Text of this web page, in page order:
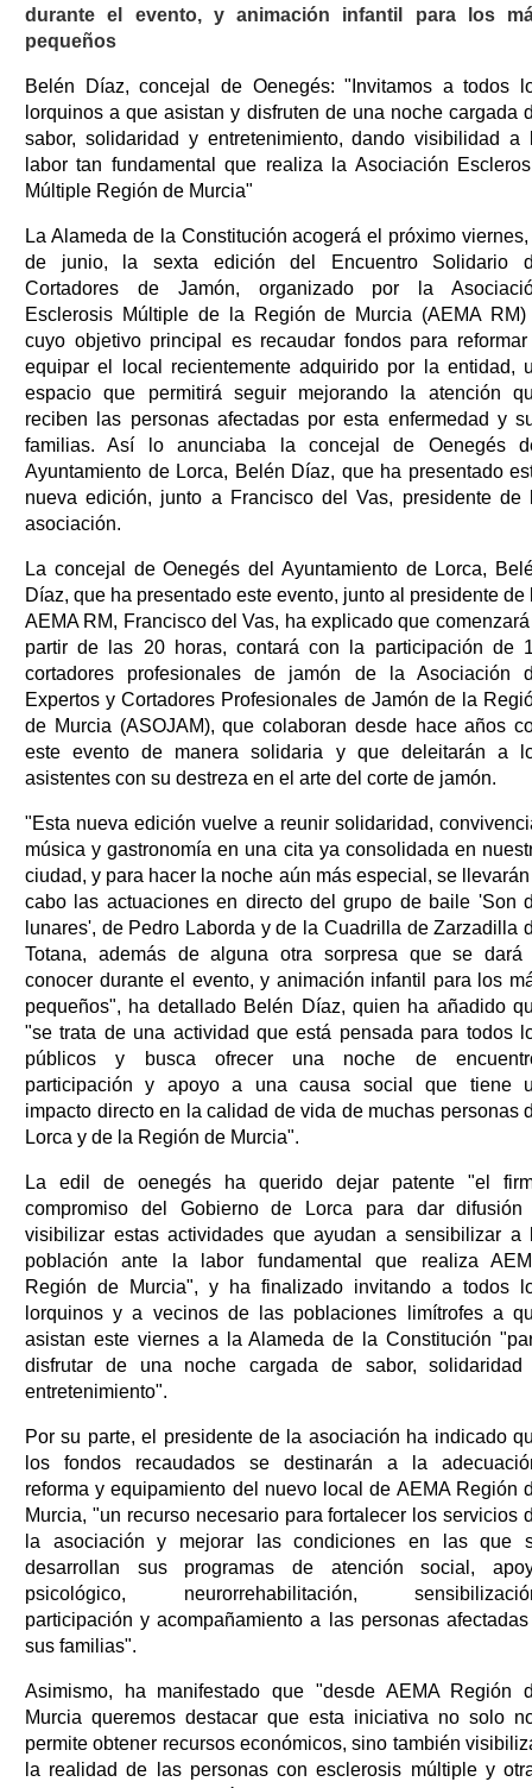
durante el evento, y animación infantil para los
pequeños
Belén Díaz, concejal de Oenegés: "Invitamos a todos
lorquinos a que asistan y disfruten de una noche cargada
sabor, solidaridad y entretenimiento, dando visibilidad a
labor tan fundamental que realiza la Asociación
Múltiple Región de Murcia"
La Alameda de la Constitución acogerá el próximo
de junio, la sexta edición del Encuentro Solidario
Cortadores de Jamón, organizado por la
Esclerosis Múltiple de la Región de Murcia (AEMA
cuyo objetivo principal es recaudar fondos para
equipar el local recientemente adquirido por la entidad,
espacio que permitirá seguir mejorando la atención
reciben las personas afectadas por esta enfermedad y
familias. Así lo anunciaba la concejal de Oenegés
Ayuntamiento de Lorca, Belén Díaz, que ha presentado
nueva edición, junto a Francisco del Vas, presidente de
asociación.
La concejal de Oenegés del Ayuntamiento de Lorca,
Díaz, que ha presentado este evento, junto al presidente de
AEMA RM, Francisco del Vas, ha explicado que
partir de las 20 horas, contará con la participación de
cortadores profesionales de jamón de la Asociación
Expertos y Cortadores Profesionales de Jamón de la
de Murcia (ASOJAM), que colaboran desde hace años
este evento de manera solidaria y que deleitarán a
asistentes con su destreza en el arte del corte de jamón.
"Esta nueva edición vuelve a reunir solidaridad,
música y gastronomía en una cita ya consolidada en
ciudad, y para hacer la noche aún más especial, se
cabo las actuaciones en directo del grupo de baile 'Son
lunares', de Pedro Laborda y de la Cuadrilla de Zarzadilla
Totana, además de alguna otra sorpresa que se dará
conocer durante el evento, y animación infantil para los
pequeños", ha detallado Belén Díaz, quien ha añadido
"se trata de una actividad que está pensada para todos
públicos y busca ofrecer una noche de
participación y apoyo a una causa social que tiene
impacto directo en la calidad de vida de muchas personas
Lorca y de la Región de Murcia".
La edil de oenegés ha querido dejar patente "el
compromiso del Gobierno de Lorca para dar difusión
visibilizar estas actividades que ayudan a sensibilizar a
población ante la labor fundamental que realiza
Región de Murcia", y ha finalizado invitando a todos
lorquinos y a vecinos de las poblaciones limítrofes a
asistan este viernes a la Alameda de la Constitución
disfrutar de una noche cargada de sabor, solidaridad
entretenimiento".
Por su parte, el presidente de la asociación ha indicado
los fondos recaudados se destinarán a la
reforma y equipamiento del nuevo local de AEMA Región
Murcia, "un recurso necesario para fortalecer los servicios
la asociación y mejorar las condiciones en las que
desarrollan sus programas de atención social,
psicológico, neurorrehabilitación,
participación y acompañamiento a las personas
sus familias".
Asimismo, ha manifestado que "desde AEMA Región
Murcia queremos destacar que esta iniciativa no solo
permite obtener recursos económicos, sino también
la realidad de las personas con esclerosis múltiple y